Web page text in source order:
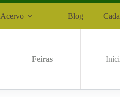
Acervo Blog
Feiras